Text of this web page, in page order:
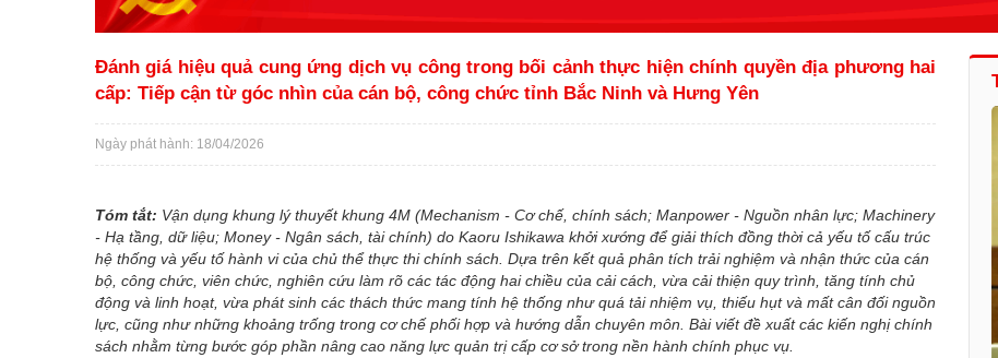
Đánh giá hiệu quả cung ứng dịch vụ công trong bối cảnh thực hiện chính quyền địa phương hai
cấp: Tiếp cận từ góc nhìn của cán bộ, công chức tỉnh Bắc Ninh và Hưng Yên
Ngày phát hành: 18/04/2026
Tóm tắt: Vận dụng khung lý thuyết khung 4M (Mechanism - Cơ chế, chính sách; Manpower - Nguồn nhân lực; Machinery
- Hạ tầng, dữ liệu; Money - Ngân sách, tài chính) do Kaoru Ishikawa khởi xướng để giải thích đồng thời cả yếu tố cấu trúc
hệ thống và yếu tố hành vi của chủ thể thực thi chính sách. Dựa trên kết quả phân tích trải nghiệm và nhận thức của cán
bộ, công chức, viên chức, nghiên cứu làm rõ các tác động hai chiều của cải cách, vừa cải thiện quy trình, tăng tính chủ
động và linh hoạt, vừa phát sinh các thách thức mang tính hệ thống như quá tải nhiệm vụ, thiếu hụt và mất cân đối nguồn
lực, cũng như những khoảng trống trong cơ chế phối hợp và hướng dẫn chuyên môn. Bài viết đề xuất các kiến nghị chính
sách nhằm từng bước góp phần nâng cao năng lực quản trị cấp cơ sở trong nền hành chính phục vụ.